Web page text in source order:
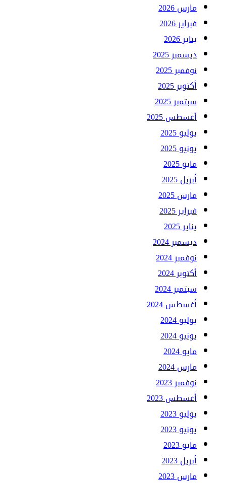
مارس 2026
فبراير 2026
يناير 2026
ديسمبر 2025
نوفمبر 2025
أكتوبر 2025
سبتمبر 2025
أغسطس 2025
يوليو 2025
يونيو 2025
مايو 2025
أبريل 2025
مارس 2025
فبراير 2025
يناير 2025
ديسمبر 2024
نوفمبر 2024
أكتوبر 2024
سبتمبر 2024
أغسطس 2024
يوليو 2024
يونيو 2024
مايو 2024
مارس 2024
نوفمبر 2023
أغسطس 2023
يوليو 2023
يونيو 2023
مايو 2023
أبريل 2023
مارس 2023